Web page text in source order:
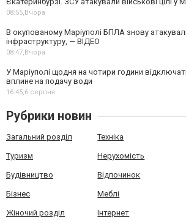
08:55,Вчора
В окупованому Маріуполі БПЛА знову
інфраструктуру, — ВІДЕО
08:47,Вчора
У Маріуполі щодня на чотири години
вплине на подачу води
16:45,6 серпня
Рубрики новин
Загальний розділ Техніка
Туризм Нерухомість
Будівництво Відпочинок
Бізнес Меблі
Жіночий розділ Інтернет